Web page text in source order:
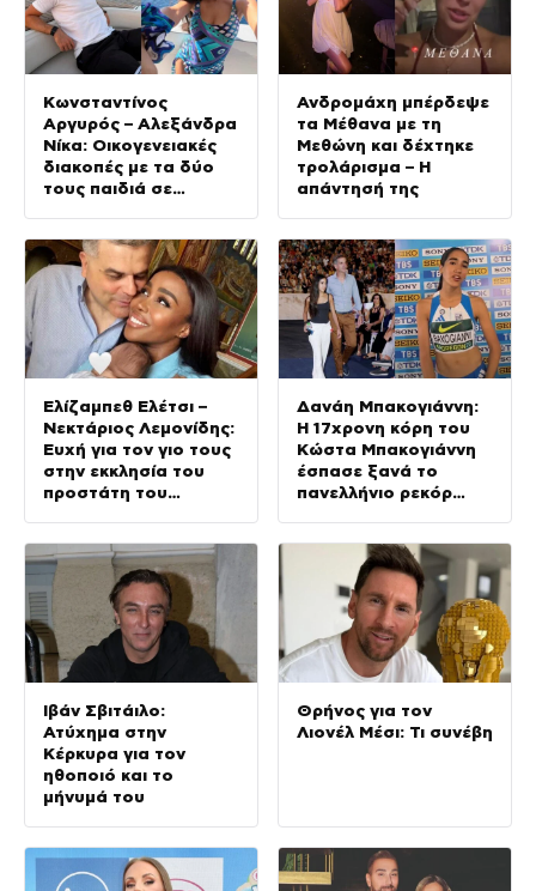
Κωνσταντίνος
Αργυρός – Αλεξάνδρα
Νίκα: Οικογενειακές
διακοπές με τα δύο
τους παιδιά σε
Ανδρομάχη μπέρδεψε
τα Μέθανα με τη
Μεθώνη και δέχτηκε
τρολάρισμα – Η
απάντησή της
Ελίζαμπεθ Ελέτσι –
Νεκτάριος Λεμονίδης:
Ευχή για τον γιο τους
στην εκκλησία του
προστάτη του
Δανάη Μπακογιάννη:
Η 17χρονη κόρη του
Κώστα Μπακογιάννη
έσπασε ξανά το
πανελλήνιο ρεκόρ
Ιβάν Σβιτάιλο:
Ατύχημα στην
Κέρκυρα για τον
ηθοποιό και το
μήνυμά του
Θρήνος για τον
Λιονέλ Μέσι: Τι συνέβη